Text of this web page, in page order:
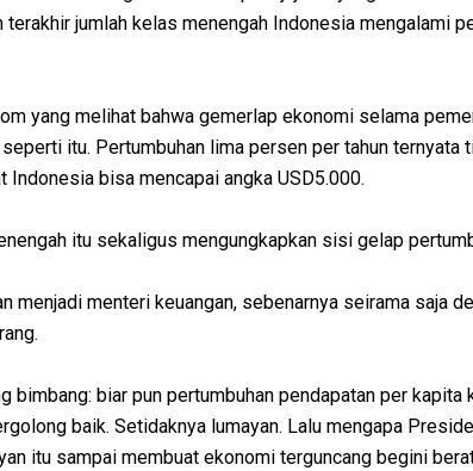
jumlah kelas menengah Indonesia mengalami
yang melihat bahwa gemerlap ekonomi selama
itu. Pertumbuhan lima persen per tahun ternyata
Indonesia bisa mencapai angka USD5.000.
itu sekaligus mengungkapkan sisi gelap
menjadi menteri keuangan, sebenarnya seirama saja
bimbang: biar pun pertumbuhan pendapatan per kapita
baik. Setidaknya lumayan. Lalu mengapa
itu sampai membuat ekonomi terguncang begini